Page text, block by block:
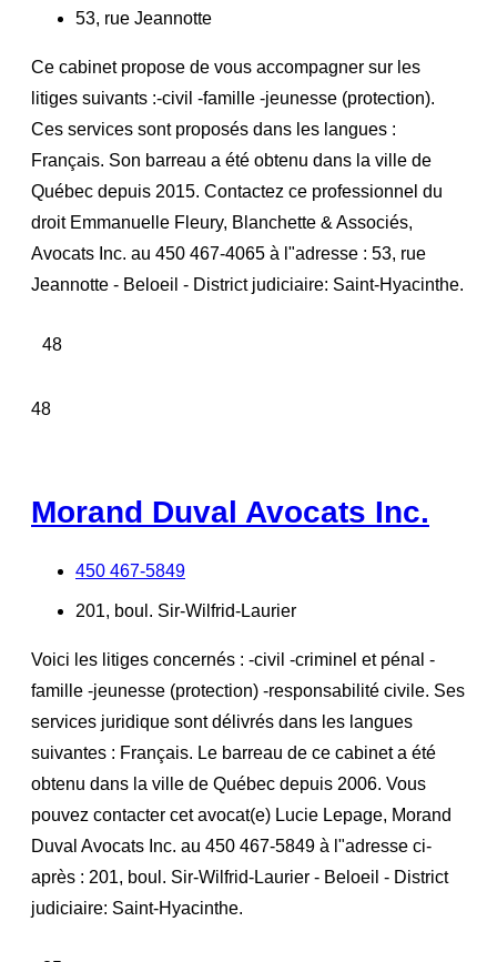
53, rue Jeannotte
Ce cabinet propose de vous accompagner sur les
litiges suivants :-civil -famille -jeunesse (protection).
Ces services sont proposés dans les langues :
Français. Son barreau a été obtenu dans la ville de
Québec depuis 2015. Contactez ce professionnel du
droit Emmanuelle Fleury, Blanchette & Associés,
Avocats Inc. au 450 467-4065 à l"adresse : 53, rue
Jeannotte - Beloeil - District judiciaire: Saint-Hyacinthe.
48
48
Morand Duval Avocats Inc.
450 467-5849
201, boul. Sir-Wilfrid-Laurier
Voici les litiges concernés : -civil -criminel et pénal -
famille -jeunesse (protection) -responsabilité civile. Ses
services juridique sont délivrés dans les langues
suivantes : Français. Le barreau de ce cabinet a été
obtenu dans la ville de Québec depuis 2006. Vous
pouvez contacter cet avocat(e) Lucie Lepage, Morand
Duval Avocats Inc. au 450 467-5849 à l"adresse ci-
après : 201, boul. Sir-Wilfrid-Laurier - Beloeil - District
judiciaire: Saint-Hyacinthe.